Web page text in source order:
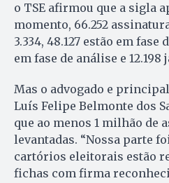
o TSE afirmou que a sigla
momento, 66.252
3.334, 48.127 estão em fase
em fase de análise e
Mas o advogado e
Luís Felipe Belmonte dos
que ao menos 1 milhão de
levantadas. “Nossa parte
cartórios eleitorais estão
fichas com firma